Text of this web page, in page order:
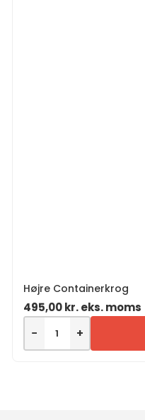
Højre Containerkrog
495,00kr.eks. moms
− +